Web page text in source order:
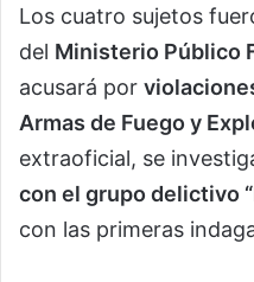
Los cuatro sujetos
del Ministerio Público
acusará por
Armas de Fuego y
extraoficial, se
con el grupo delictivo
con las primeras